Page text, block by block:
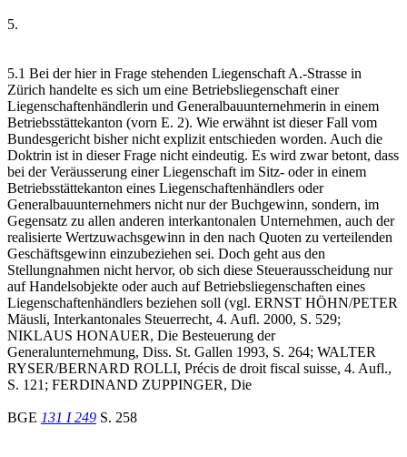
5.
5.1 Bei der hier in Frage stehenden Liegenschaft A.-Strasse in
Zürich handelte es sich um eine Betriebsliegenschaft einer
Liegenschaftenhändlerin und Generalbauunternehmerin in einem
Betriebsstättekanton (vorn E. 2). Wie erwähnt ist dieser Fall vom
Bundesgericht bisher nicht explizit entschieden worden. Auch die
Doktrin ist in dieser Frage nicht eindeutig. Es wird zwar betont, dass
bei der Veräusserung einer Liegenschaft im Sitz- oder in einem
Betriebsstättekanton eines Liegenschaftenhändlers oder
Generalbauunternehmers nicht nur der Buchgewinn, sondern, im
Gegensatz zu allen anderen interkantonalen Unternehmen, auch der
realisierte Wertzuwachsgewinn in den nach Quoten zu verteilenden
Geschäftsgewinn einzubeziehen sei. Doch geht aus den
Stellungnahmen nicht hervor, ob sich diese Steuerausscheidung nur
auf Handelsobjekte oder auch auf Betriebsliegenschaften eines
Liegenschaftenhändlers beziehen soll (vgl. ERNST HÖHN/PETER
Mäusli, Interkantonales Steuerrecht, 4. Aufl. 2000, S. 529;
NIKLAUS HONAUER, Die Besteuerung der
Generalunternehmung, Diss. St. Gallen 1993, S. 264; WALTER
RYSER/BERNARD ROLLI, Précis de droit fiscal suisse, 4. Aufl.,
S. 121; FERDINAND ZUPPINGER, Die
BGE 131 I 249 S. 258